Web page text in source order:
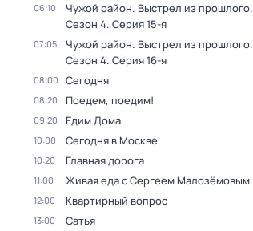
06:10 Чужой район. Выстрел из прошлого.
Сезон 4. Серия 15-я
07:05 Чужой район. Выстрел из прошлого.
Сезон 4. Серия 16-я
08:00 Сегодня
08:20 Поедем, поедим!
09:20 Едим Дома
10:00 Сегодня в Москве
10:20 Главная дорога
11:00 Живая еда с Сергеем Малозёмовым
12:00 Квартирный вопрос
13:00 Сатья